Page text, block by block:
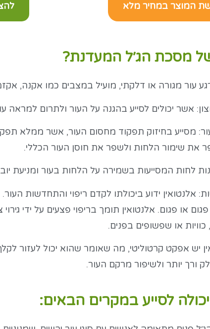
המוצר במחיר מלא
מסכת הג׳ל המעדנת?
עור מגורה או דלקתי, מועיל במצבים כמו אקנה,
אשר יכולים לסייע בהגנה על העור ולתרום למראה
מסייע בחיזוק תפקוד מחסום העור, אשר ממלא
את שימור הלחות ולשפר את חוסן העור הכללי.
לחות המסייעות בשמירה על הלחות בעור ומניעת
אלנטואין ידוע ביכולתו לקדם ריפוי והתחדשות
פגום או פגום. אלנטואין תומך בריפוי פצעים על ידי
או שפשופים בפנים.
יש אפקט קרטוליטי, מה שאומר שהוא יכול לעזור
ורך יותר ולשיפור מרקם העור.
לסייע במקרים הבאים: